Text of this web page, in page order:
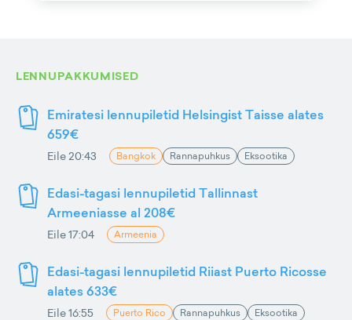
LENNUPAKKUMISED
Emiratesi lennupiletid Helsingist Taisse alates
659€
Eile 20:43 Bangkok Rannapuhkus Eksootika
Edasi-tagasi lennupiletid Tallinnast
Armeeniasse al 208€
Eile 17:04 Armeenia
Edasi-tagasi lennupiletid Riiast Puerto Ricosse
alates 633€
Eile 16:55 Puerto Rico Rannapuhkus Eksootika